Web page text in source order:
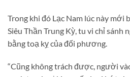
Trong khi đó Lạc Nam lúc này mới
Siêu Thần Trung Kỳ, tu vi chỉ sánh
bằng toạ kỵ của đối phương.
“Cũng không trách được, người